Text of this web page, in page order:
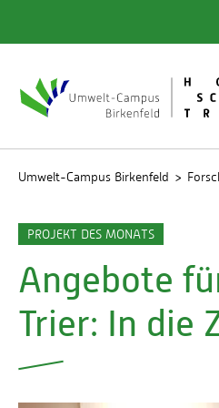
Umwelt-Campus Birkenfeld
PROJEKT DES MONATS
Angebote
Trier: In die